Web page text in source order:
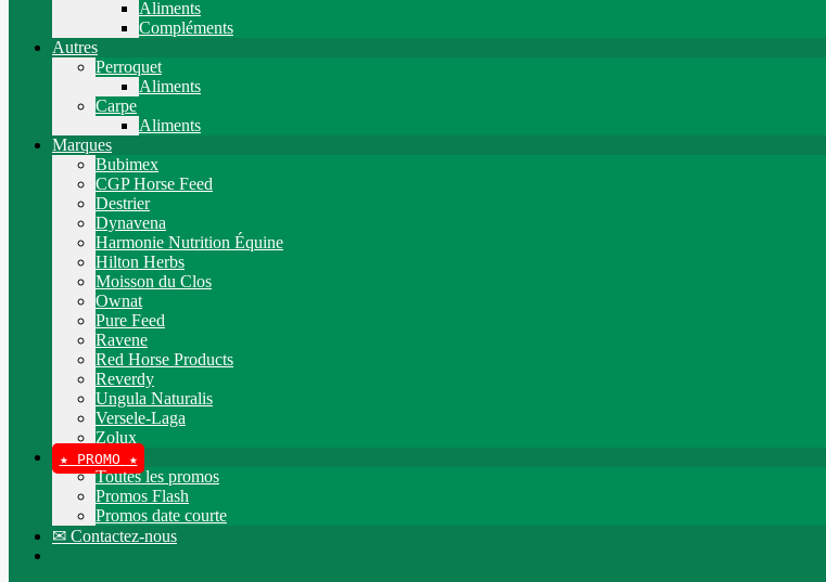
Aliments
Compléments
Autres
Perroquet
Aliments
Carpe
Aliments
Marques
Bubimex
CGP Horse Feed
Destrier
Dynavena
Harmonie Nutrition Équine
Hilton Herbs
Moisson du Clos
Ownat
Pure Feed
Ravene
Red Horse Products
Reverdy
Ungula Naturalis
Versele-Laga
Zolux
★ PROMO ★
Toutes les promos
Promos Flash
Promos date courte
✉ Contactez-nous